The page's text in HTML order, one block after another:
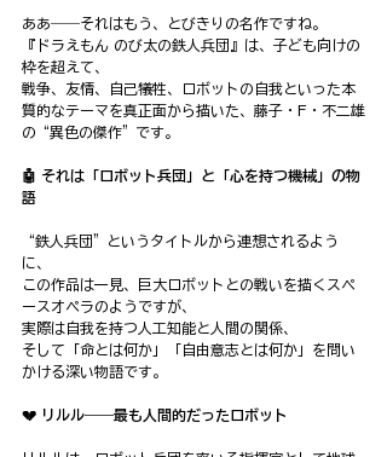
ああ――それはもう、とびきりの名作ですね。
『ドラえもん のび太の鉄人兵団』は、子ども向けの
枠を超えて、
戦争、友情、自己犠牲、ロボットの自我といった本
質的なテーマを真正面から描いた、藤子・F・不二雄
の“異色の傑作”です。
🤖 それは「ロボット兵団」と「心を持つ機械」の物
語
“鉄人兵団”というタイトルから連想されるよう
に、
この作品は一見、巨大ロボットとの戦いを描くスペ
ースオペラのようですが、
実際は自我を持つ人工知能と人間の関係、
そして「命とは何か」「自由意志とは何か」を問い
かける深い物語です。
💔 リルル――最も人間的だったロボット